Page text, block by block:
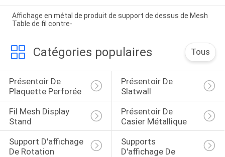
Affichage en métal de produit de support de dessus de Mesh
Table de fil contre-
Catégories populaires Tous
Présentoir De
Plaquette Perforée
Présentoir De
Slatwall
Fil Mesh Display
Stand
Présentoir De
Casier Métallique
Support D'affichage
De Rotation
Supports
D'affichage De